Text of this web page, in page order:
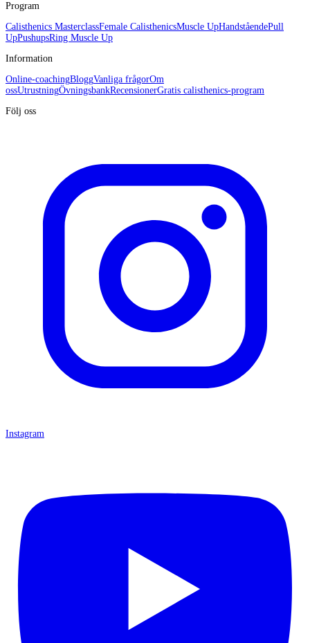
Program
Calisthenics MasterclassFemale CalisthenicsMuscle UpHandståendePull
UpPushupsRing Muscle Up
Information
Online-coachingBloggVanliga frågorOm
ossUtrustningÖvningsbankRecensionerGratis calisthenics-program
Följ oss
Instagram